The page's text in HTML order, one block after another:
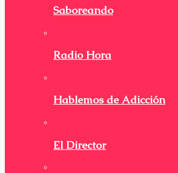
Saboreando
Radio Hora
Hablemos de Adicción
El Director